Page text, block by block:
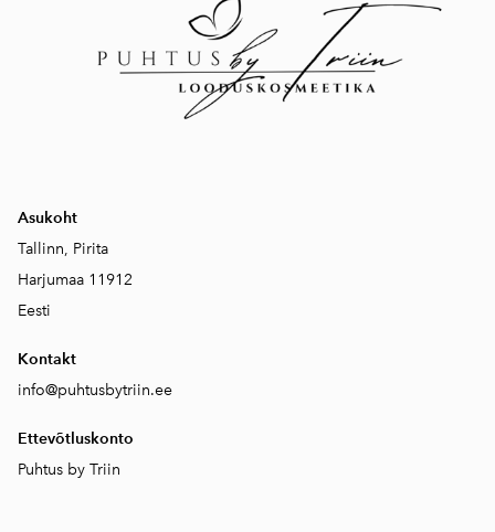
Asukoht
Tallinn, Pirita
Harjumaa 11912
Eesti
Kontakt
info@puhtusbytriin.ee
Ettevõtluskonto
Puhtus by Triin